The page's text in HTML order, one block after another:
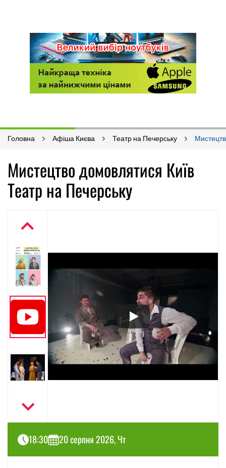
Головна Афіша Києва Театр на Печерську
Мистецтво домовлятися Київ
Театр на Печерську
18:30 20 серпня 2026, Чт